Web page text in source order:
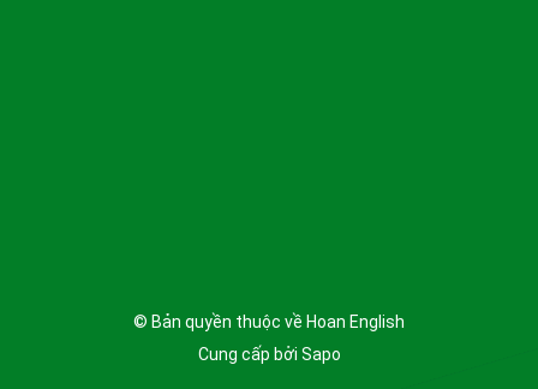
© Bản quyền thuộc về Hoan English
Cung cấp bởi Sapo